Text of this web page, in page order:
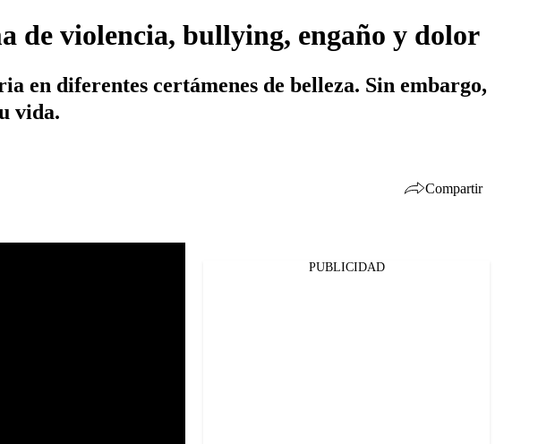
de violencia, bullying, engaño y dolor
en diferentes certámenes de belleza. Sin embargo,
vida.
Compartir
PUBLICIDAD